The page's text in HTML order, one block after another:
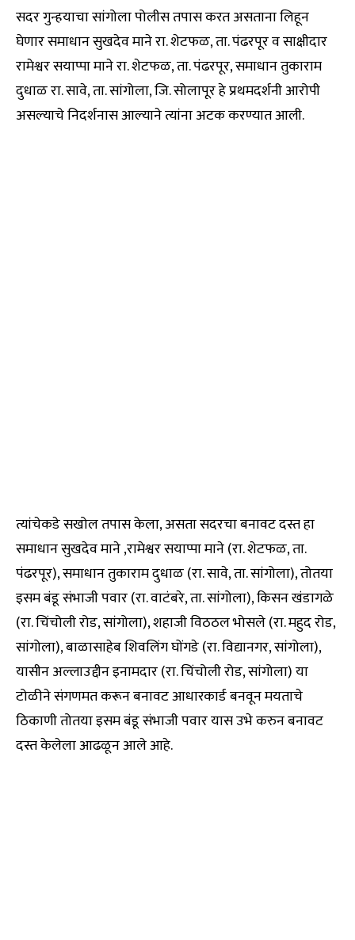
सदर गुन्हयाचा सांगोला पोलीस तपास करत असताना लिहून
घेणार समाधान सुखदेव माने रा. शेटफळ, ता. पंढरपूर व साक्षीदार
रामेश्वर सयाप्पा माने रा. शेटफळ, ता. पंढरपूर, समाधान तुकाराम
दुधाळ रा. सावे, ता. सांगोला, जि. सोलापूर हे प्रथमदर्शनी आरोपी
असल्याचे निदर्शनास आल्याने त्यांना अटक करण्यात आली.
त्यांचेकडे सखोल तपास केला, असता सदरचा बनावट दस्त हा
समाधान सुखदेव माने ,रामेश्वर सयाप्पा माने (रा. शेटफळ, ता.
पंढरपूर), समाधान तुकाराम दुधाळ (रा. सावे, ता. सांगोला), तोतया
इसम बंडू संभाजी पवार (रा. वाटंबरे, ता. सांगोला), किसन खंडागळे
(रा. चिंचोली रोड, सांगोला), शहाजी विठठल भोसले (रा. महुद रोड,
सांगोला), बाळासाहेब शिवलिंग घोंगडे (रा. विद्यानगर, सांगोला),
यासीन अल्लाउद्दीन इनामदार (रा. चिंचोली रोड, सांगोला) या
टोळीने संगणमत करून बनावट आधारकार्ड बनवून मयताचे
ठिकाणी तोतया इसम बंडू संभाजी पवार यास उभे करुन बनावट
दस्त केलेला आढळून आले आहे.